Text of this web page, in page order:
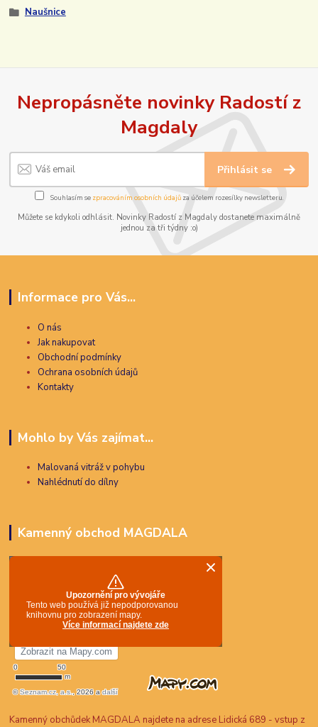
Naušnice
Nepropásněte novinky Radostí z
Magdaly
Přihlásit se
Souhlasím se zpracováním osobních údajůza účelem rozesílky newsletteru.
Můžete se kdykoli odhlásit. Novinky Radostí z Magdaly dostanete maximálně
jednou za tři týdny :o)
Informace pro Vás...
O nás
Jak nakupovat
Obchodní podmínky
Ochrana osobních údajů
Kontakty
Mohlo by Vás zajímat...
Malovaná vitráž v pohybu
Nahlédnutí do dílny
Kamenný obchod MAGDALA
Kamenný obchůdek MAGDALA najdete na adrese Lidická 689 - vstup z